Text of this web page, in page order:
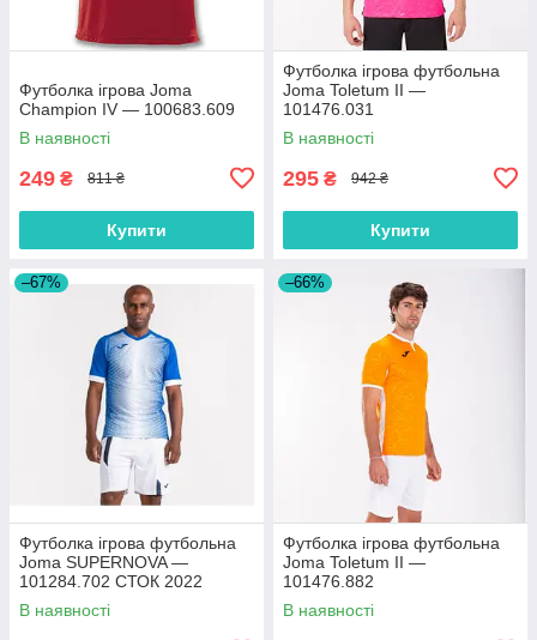
Футболка ігрова Joma
Champion IV — 100683.609
В наявності
249 ₴ 811 ₴
Купити
Футболка ігрова футбольна
Joma Toletum II —
101476.031
В наявності
295 ₴ 942 ₴
Купити
–67%
Футболка ігрова футбольна
Joma SUPERNOVA —
101284.702 СТОК 2022
В наявності
–66%
Футболка ігрова футбольна
Joma Toletum II —
101476.882
В наявності